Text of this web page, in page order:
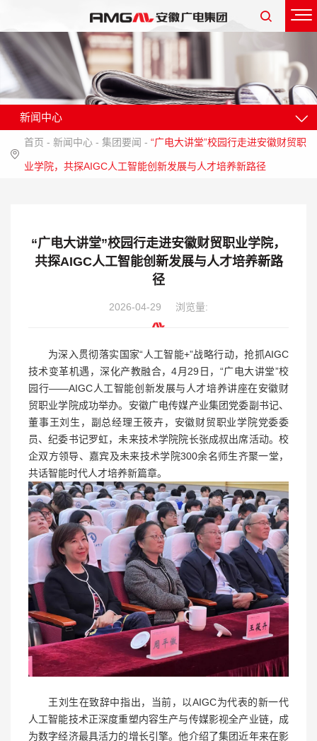
新闻中心
首页 - 新闻中心 - 集团要闻 - “广电大讲堂”校园行走进安徽财贸职
业学院，共探AIGC人工智能创新发展与人才培养新路径
“广电大讲堂”校园行走进安徽财贸职业学院，
共探AIGC人工智能创新发展与人才培养新路
径
2026-04-29 浏览量:
为深入贯彻落实国家“人工智能+”战略行动，抢抓AIGC
技术变革机遇，深化产教融合，4月29日，“广电大讲堂”校
园行——AIGC人工智能创新发展与人才培养讲座在安徽财
贸职业学院成功举办。安徽广电传媒产业集团党委副书记、
董事王刘生，副总经理王筱卉，安徽财贸职业学院党委委
员、纪委书记罗虹，未来技术学院院长张成叔出席活动。校
企双方领导、嘉宾及未来技术学院300余名师生齐聚一堂，
共话智能时代人才培养新篇章。
王刘生在致辞中指出，当前，以AIGC为代表的新一代
人工智能技术正深度重塑内容生产与传媒影视全产业链，成
为数字经济最具活力的增长引擎。他介绍了集团近年来在影